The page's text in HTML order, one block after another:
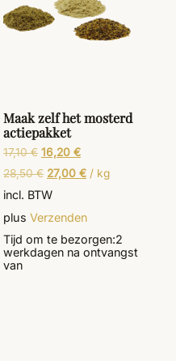
Maak zelf het mosterd
actiepakket
17,10€ 16,20 €
28,50€ 27,00 € / kg
incl. BTW
plus Verzenden
Tijd om te bezorgen:2
werkdagen na ontvangst
van